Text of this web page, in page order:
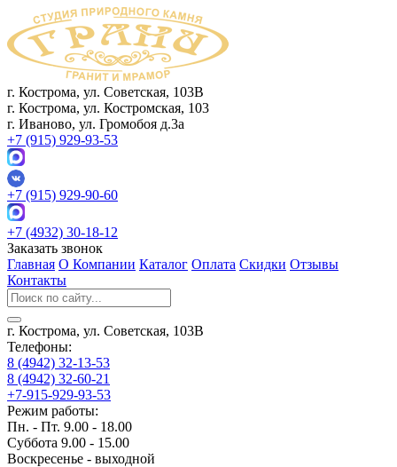
г. Кострома, ул. Советская, 103В
г. Кострома, ул. Костромская, 103
г. Иваново, ул. Громобоя д.3а
+7 (915) 929-93-53
+7 (915) 929-90-60
+7 (4932) 30-18-12
Заказать звонок
Главная О Компании Каталог Оплата Скидки Отзывы
Контакты
г. Кострома, ул. Советская, 103В
Телефоны:
8 (4942) 32-13-53
8 (4942) 32-60-21
+7-915-929-93-53
Режим работы:
Пн. - Пт. 9.00 - 18.00
Суббота 9.00 - 15.00
Воскресенье - выходной